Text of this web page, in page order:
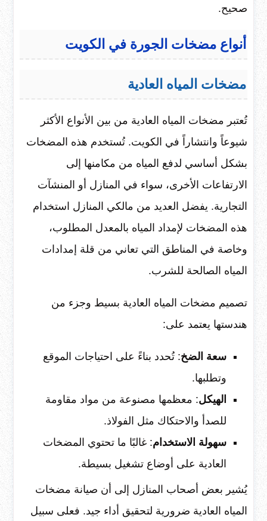
صحيح.
أنواع مضخات الجورة في الكويت
مضخات المياه العادية
تُعتبر مضخات المياه العادية من بين الأنواع الأكثر
شيوعاً وانتشاراً في الكويت. تُستخدم هذه المضخات
بشكل أساسي لدفع المياه من مكامنها إلى
الارتفاعات الأخرى، سواء في المنازل أو المنشآت
التجارية. يفضل العديد من مالكي المنازل استخدام
هذه المضخات لإمداد المياه بالمعدل المطلوب،
وخاصة في المناطق التي تعاني من قلة إمدادات
المياه الصالحة للشرب.
تصميم مضخات المياه العادية بسيط وجزء من
هندستها يعتمد على:
سعة الضخ: تُحدد بناءً على احتياجات الموقع
وتطلبها.
الهيكل: معظمها مصنوعة من مواد مقاومة
للصدأ والاحتكاك مثل الفولاذ.
سهولة الاستخدام: غالبًا ما تحتوي المضخات
العادية على أوضاع تشغيل بسيطة.
يُشير بعض أصحاب المنازل إلى أن صيانة مضخات
المياه العادية ضرورية لتحقيق أداء جيد. فعلى سبيل